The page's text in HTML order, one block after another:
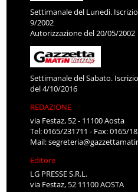
Settimanale del Lunedì.
9/2002
Autorizzazione del 20/05/2002
Settimanale del Sabato.
del 4/10/2016
REDAZIONE
via Festaz, 52 - 11100 Aosta
Tel: 0165/231711 - Fax: 0165/
Mail:
Editore
LG PRESSE S.R.L.
via Festaz, 52 11100 AOSTA